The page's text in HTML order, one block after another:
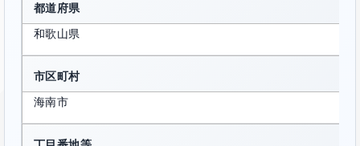
都道府県
和歌山県
市区町村
海南市